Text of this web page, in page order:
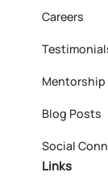
Careers
Mentorship
Blog Posts
Social
Links